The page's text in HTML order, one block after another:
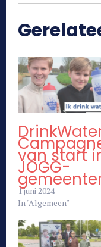
van start
JOGG-
1 juni 2024
In "Algemeen"